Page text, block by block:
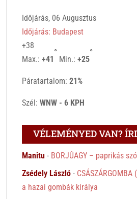
Időjárás, 06 Augusztus
Időjárás: Budapest
+38
Max.:+41
°
Min.:+25
°
Páratartalom:21%
Szél:WNW - 6 KPH
VÉLEMÉNYED VAN?
Manitu - BORJÚAGY – paprikás
Zsédely László -
a hazai gombák királya